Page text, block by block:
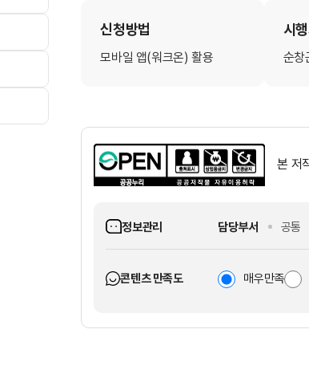
신청방법
모바일 앱(워크온) 활용
시
순창
본 저
정보관리 담당부서 공통
콘텐츠 만족도 매우만족